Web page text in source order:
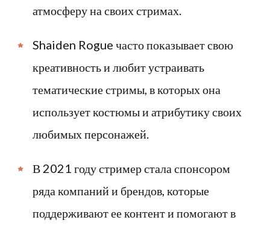
атмосферу на своих стримах.
Shaiden Rogue часто показывает свою
креативность и любит устраивать
тематические стримы, в которых она
использует костюмы и атрибутику своих
любимых персонажей.
В 2021 году стример стала спонсором
ряда компаний и брендов, которые
поддерживают ее контент и помогают в